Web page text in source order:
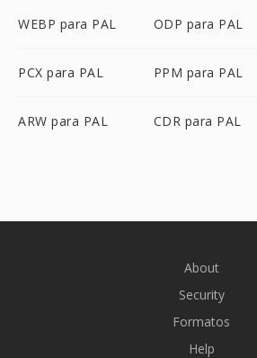
WEBP para PAL ODP para PAL
PCX para PAL PPM para PAL
ARW para PAL CDR para PAL
About
Security
Formatos
Help